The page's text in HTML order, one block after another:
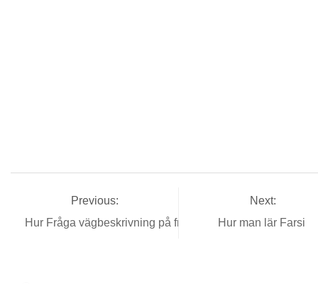
Previous:
Hur Fråga vägbeskrivning på franska
Next:
Hur man lär Farsi